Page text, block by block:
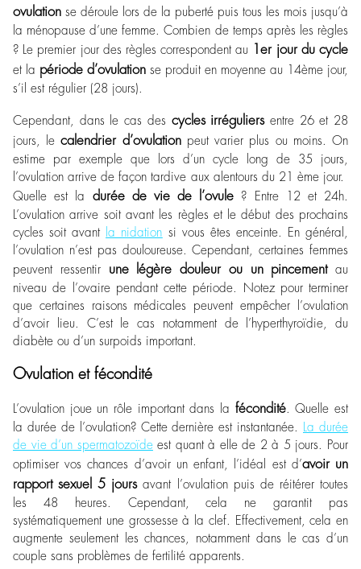
ovulation se déroule lors de la puberté puis tous les mois jusqu’à
la ménopause d’une femme. Combien de temps après les règles
? Le premier jour des règles correspondent au
1er jour du cycle
et la période d’ovulation se produit en moyenne au 14ème jour,
s’il est régulier (28 jours).
Cependant, dans le cas des cycles irréguliersentre 26 et 28
jours, lecalendrier d’ovulationpeut varier plus ou moins. On
estime par exemple que lors d’un cycle long de 35 jours,
l’ovulation arrive de façon tardive aux alentours du 21 ème jour.
Quelle est la
durée de vie de l’ovule ? Entre 12 et 24h.
L’ovulation arrive soit avant les règles et le début des prochains
cycles soit avant la nidation si vous êtes enceinte. En général,
l’ovulation n’est pas douloureuse. Cependant, certaines femmes
peuvent ressentir une légère douleur ou un pincementau
niveau de l’ovaire pendant cette période. Notez pour terminer
que certaines raisons médicales peuvent empêcher l’ovulation
d’avoir lieu. C’est le cas notamment de l’hyperthyroïdie, du
diabète ou d’un surpoids important.
Ovulation et fécondité
L’ovulation joue un rôle important dans la fécondité. Quelle est
la durée de l’ovulation? Cette dernière est instantanée.
La durée
de vie d’un spermatozoïdeest quant à elle de 2 à 5 jours. Pour
optimiser vos chances d’avoir un enfant, l’idéal est d’avoir un
rapport sexuel 5 joursavant l’ovulation puis de réitérer toutes
les 48 heures. Cependant, cela ne garantit pas
systématiquement une grossesse à la clef. Effectivement, cela en
augmente seulement les chances, notamment dans le cas d’un
couple sans problèmes de fertilité apparents.